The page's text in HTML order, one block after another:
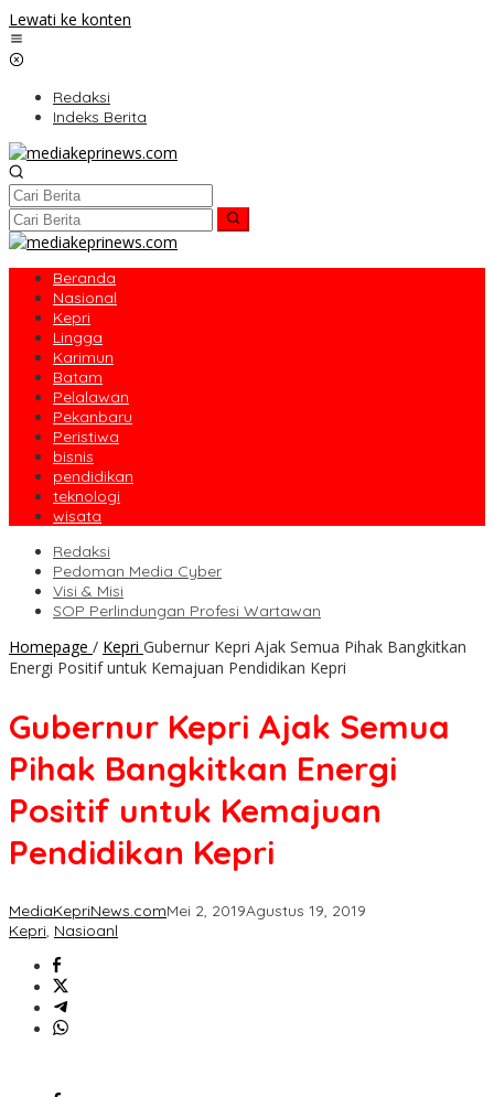
Lewati ke konten
Redaksi
Indeks Berita
Beranda
Nasional
Kepri
Lingga
Karimun
Batam
Pelalawan
Pekanbaru
Peristiwa
bisnis
pendidikan
teknologi
wisata
Redaksi
Pedoman Media Cyber
Visi & Misi
SOP Perlindungan Profesi Wartawan
Homepage / Kepri Gubernur Kepri Ajak Semua Pihak Bangkitkan
Energi Positif untuk Kemajuan Pendidikan Kepri
Gubernur Kepri Ajak Semua
Pihak Bangkitkan Energi
Positif untuk Kemajuan
Pendidikan Kepri
MediaKepriNews.comMei 2, 2019Agustus 19, 2019
Kepri, Nasioanl